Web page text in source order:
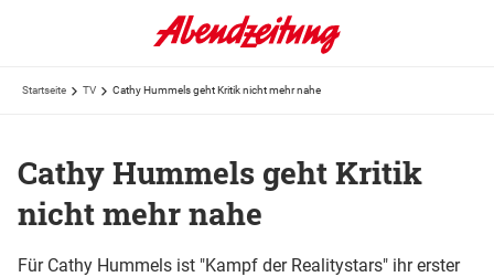
Startseite TV Cathy Hummels geht Kritik nicht mehr nahe
Cathy Hummels geht Kritik
nicht mehr nahe
Für Cathy Hummels ist "Kampf der Realitystars" ihr erster